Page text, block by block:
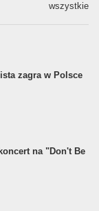
wszystkie
zagra w Polsce
na "Don't Be